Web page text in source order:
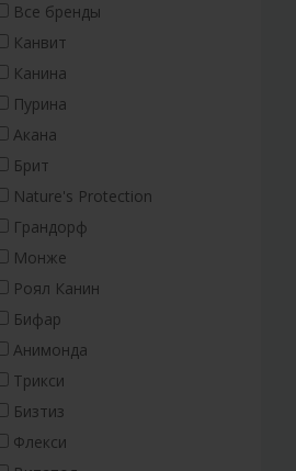
Все бренды
Канвит
Канина
Пурина
Акана
Брит
Nature's Protection
Грандорф
Монже
Роял Канин
Бифар
Анимонда
Трикси
Бизтиз
Флекси